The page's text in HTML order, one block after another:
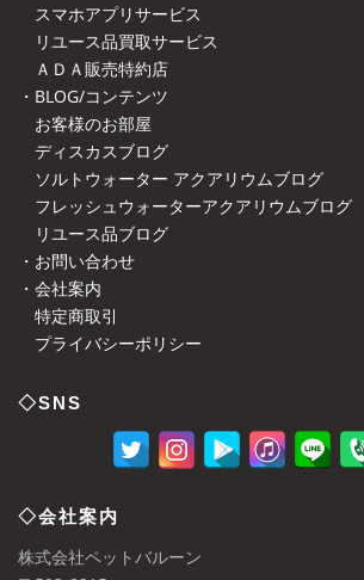
スマホアプリサービス
リユース品買取サービス
ＡＤＡ販売特約店
・BLOG/コンテンツ
お客様のお部屋
ディスカスブログ
ソルトウォーター アクアリウムブログ
フレッシュウォーターアクアリウムブログ
リユース品ブログ
・お問い合わせ
・会社案内
特定商取引
プライバシーポリシー
◇SNS
◇会社案内
株式会社ペットバルーン